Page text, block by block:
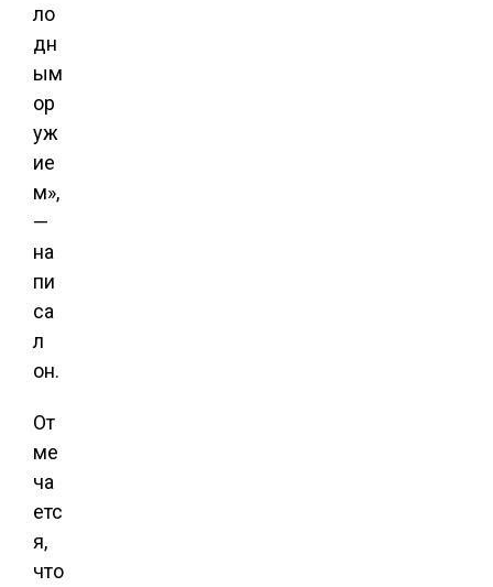
ло
дн
ым
ор
уж
ие
м»,
—
на
пи
са
л
он.
От
ме
ча
етс
я,
что